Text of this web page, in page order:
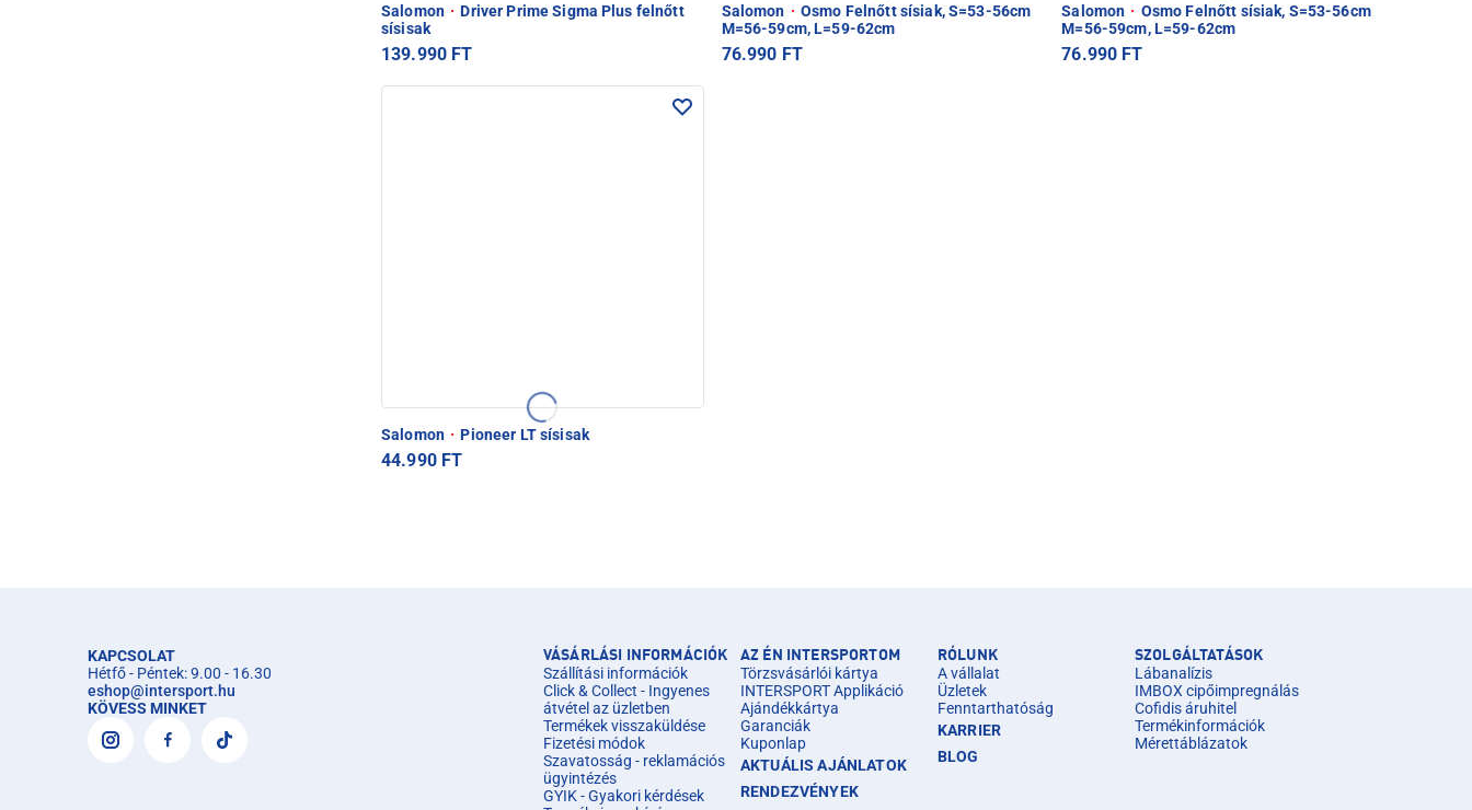
Salomon · Driver Prime Sigma Plus felnőtt
sísisak
139.990 FT
Salomon · Osmo Felnőtt sísiak, S=53-56cm
M=56-59cm, L=59-62cm
76.990 FT
Salomon · Osmo Felnőtt sísiak, S=53-56cm
M=56-59cm, L=59-62cm
76.990 FT
Salomon · Pioneer LT sísisak
44.990 FT
KAPCSOLAT
Hétfő - Péntek: 9.00 - 16.30
eshop@intersport.hu
KÖVESS MINKET
VÁSÁRLÁSI INFORMÁCIÓK
Szállítási információk
Click & Collect - Ingyenes
átvétel az üzletben
Termékek visszaküldése
Fizetési módok
Szavatosság - reklamációs
ügyintézés
GYIK - Gyakori kérdések
AZ ÉN INTERSPORTOM
Törzsvásárlói kártya
INTERSPORT Applikáció
Ajándékkártya
Garanciák
Kuponlap
AKTUÁLIS AJÁNLATOK
RENDEZVÉNYEK
RÓLUNK
A vállalat
Üzletek
Fenntarthatóság
KARRIER
BLOG
SZOLGÁLTATÁSOK
Lábanalízis
IMBOX cipőimpregnálás
Cofidis áruhitel
Termékinformációk
Mérettáblázatok